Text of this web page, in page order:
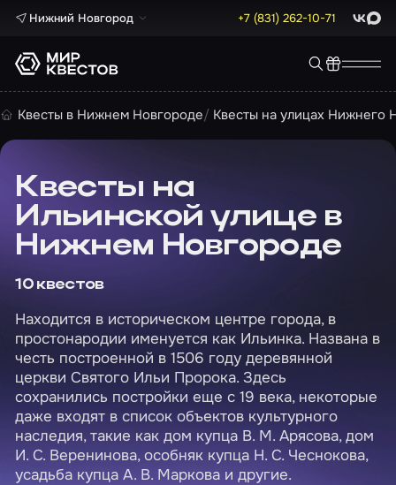
Нижний Новгород +7 (831) 262-10-71 Max
Квесты в Нижнем Новгороде Квесты на улицах Нижнего
Квесты на
Ильинской улице в
Нижнем Новгороде
10 квестов
Находится в историческом центре города, в
простонародии именуется как Ильинка. Названа в
честь построенной в 1506 году деревянной
церкви Святого Ильи Пророка. Здесь
сохранились постройки еще с 19 века, некоторые
даже входят в список объектов культурного
наследия, такие как дом купца В. М. Арясова, дом
И. С. Веренинова, особняк купца Н. С. Чеснокова,
усадьба купца А. В. Маркова и другие.